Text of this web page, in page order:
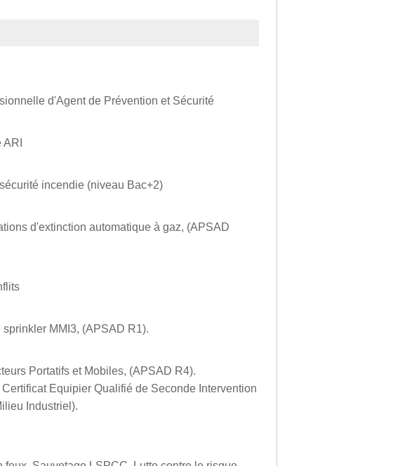
d'Agent de Prévention et Sécurité
incendie (niveau Bac+2)
d'extinction automatique à gaz, (APSAD
MMI3, (APSAD R1).
Portatifs et Mobiles, (APSAD R4).
Equipier Qualifié de Seconde Intervention
Industriel).